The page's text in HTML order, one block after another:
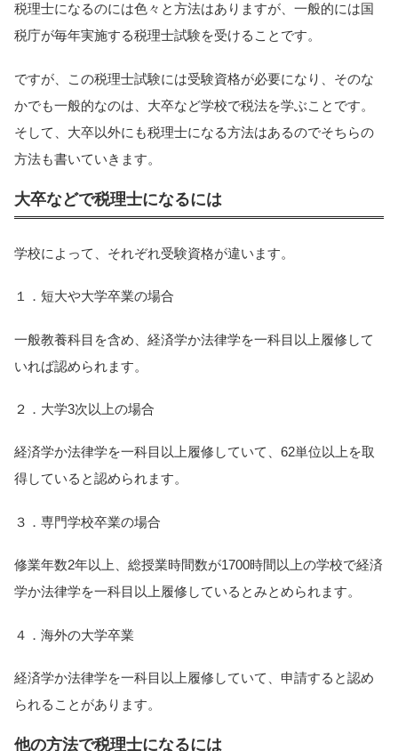
税理士になるのには色々と方法はありますが、一般的には国
税庁が毎年実施する税理士試験を受けることです。
ですが、この税理士試験には受験資格が必要になり、そのな
かでも一般的なのは、大卒など学校で税法を学ぶことです。
そして、大卒以外にも税理士になる方法はあるのでそちらの
方法も書いていきます。
大卒などで税理士になるには
学校によって、それぞれ受験資格が違います。
１．短大や大学卒業の場合
一般教養科目を含め、経済学か法律学を一科目以上履修して
いれば認められます。
２．大学3次以上の場合
経済学か法律学を一科目以上履修していて、62単位以上を取
得していると認められます。
３．専門学校卒業の場合
修業年数2年以上、総授業時間数が1700時間以上の学校で経済
学か法律学を一科目以上履修しているとみとめられます。
４．海外の大学卒業
経済学か法律学を一科目以上履修していて、申請すると認め
られることがあります。
他の方法で税理士になるには